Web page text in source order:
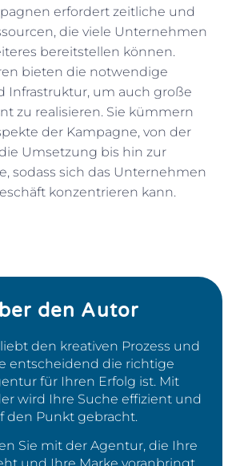
erfordert zeitliche und
die viele Unternehmen
bereitstellen können.
bieten die notwendige
Infrastruktur, um auch große
zu realisieren. Sie kümmern
der Kampagne, von der
Umsetzung bis hin zur
sodass sich das Unternehmen
konzentrieren kann.
den Autor
den kreativen Prozess und
entscheidend die richtige
für Ihren Erfolg ist. Mit
wird Ihre Suche effizient und
den Punkt gebracht.
Sie mit der Agentur, die Ihre